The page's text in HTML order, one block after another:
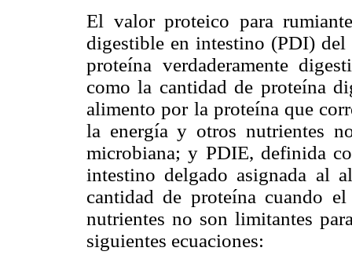
El valor proteico para
digestible en intestino (PDI)
proteína verdaderamente
como la cantidad de proteína
alimento por la proteína que
la energía y otros nutrientes
microbiana; y PDIE, definida
intestino delgado asignada al
cantidad de proteína cuando
nutrientes no son limitantes
siguientes ecuaciones: